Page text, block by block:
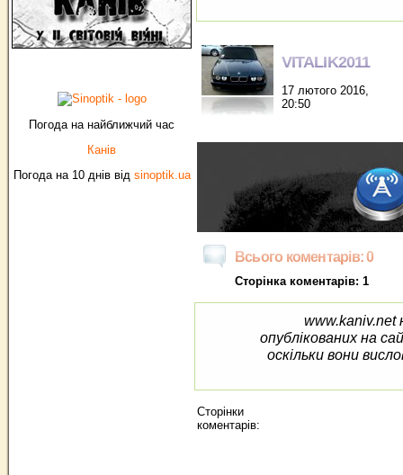
Погода на найближчий час
Канів
Погода на 10 днів від sinoptik.ua
VITALIK2011
17 лютого 2016,
20:50
Всього коментарів: 0
Сторінка коментарів: 1
www.kaniv.net
опублікованих на
оскільки вони
Сторінки
коментарів: